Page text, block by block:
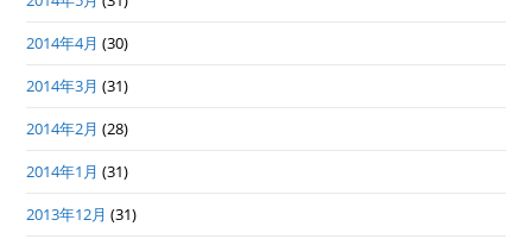
2014年4月 (30)
2014年3月 (31)
2014年2月 (28)
2014年1月 (31)
2013年12月 (31)